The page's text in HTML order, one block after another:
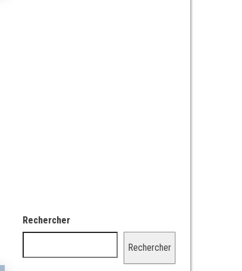
Rechercher
Rechercher